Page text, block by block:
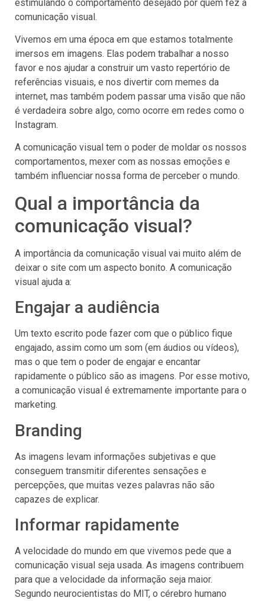
estimulando o comportamento desejado por quem fez a
comunicação visual.
Vivemos em uma época em que estamos totalmente
imersos em imagens. Elas podem trabalhar a nosso
favor e nos ajudar a construir um vasto repertório de
referências visuais, e nos divertir com memes da
internet, mas também podem passar uma visão que não
é verdadeira sobre algo, como ocorre em redes como o
Instagram.
A comunicação visual tem o poder de moldar os nossos
comportamentos, mexer com as nossas emoções e
também influenciar nossa forma de perceber o mundo.
Qual a importância da
comunicação visual?
A importância da comunicação visual vai muito além de
deixar o site com um aspecto bonito. A comunicação
visual ajuda a:
Engajar a audiência
Um texto escrito pode fazer com que o público fique
engajado, assim como um som (em áudios ou vídeos),
mas o que tem o poder de engajar e encantar
rapidamente o público são as imagens. Por esse motivo,
a comunicação visual é extremamente importante para o
marketing.
Branding
As imagens levam informações subjetivas e que
conseguem transmitir diferentes sensações e
percepções, que muitas vezes palavras não são
capazes de explicar.
Informar rapidamente
A velocidade do mundo em que vivemos pede que a
comunicação visual seja usada. As imagens contribuem
para que a velocidade da informação seja maior.
Segundo neurocientistas do MIT, o cérebro humano